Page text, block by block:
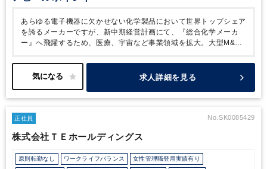
あらゆる電子機器に欠かせない化学製品において世界トップシェア
を誇るメーカーですが、新中期経営計画にて、『総合化学メーカ
ー』へ飛躍するため、医療、宇宙など事業領域を拡大。大型M&A
の強みは、川上に位置する優位製品による安定収益が確保できてい
ることに加え、スピーディで近代的なCFO経営です。
また、成長
により、30代から部門長となる優秀な人材を多く輩出。早くから
しています。
本ポジションは、今後の事業拡大を見据えた増員で
う報酬を用意する企業です。 これまでのご経験をより評価される
求人詳細を見る
正社員 No.SK0085429
株式会社ＴＥホールディングス
原則転勤なし ワークライフバランス 女性管理職登用実績有り